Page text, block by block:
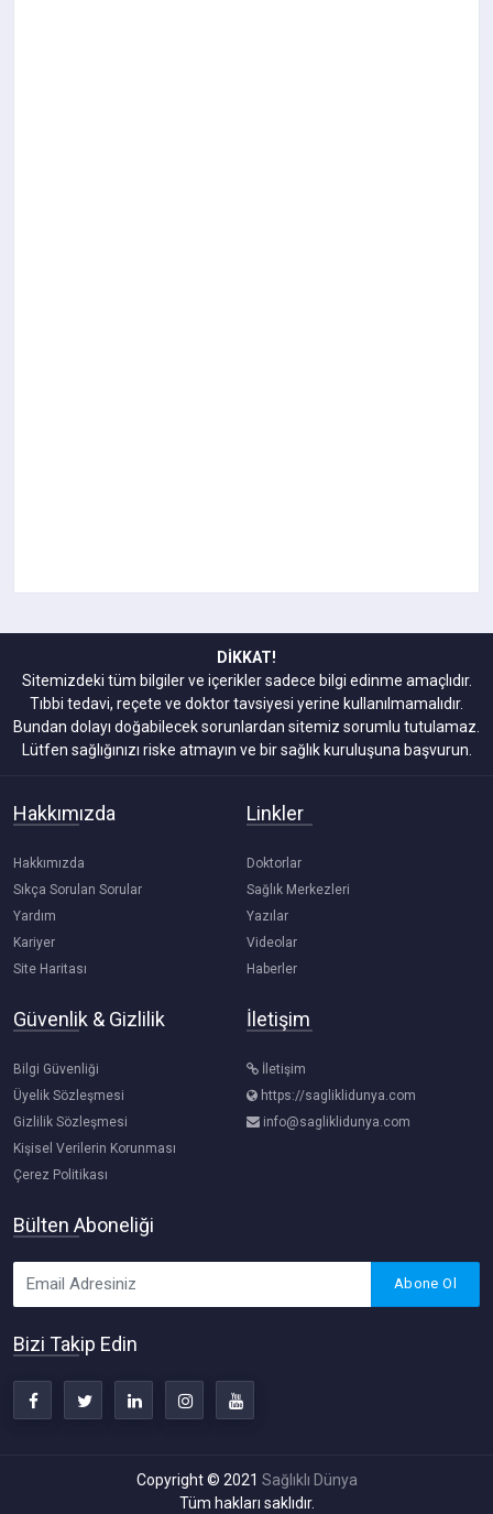
DİKKAT!
Sitemizdeki tüm bilgiler ve içerikler sadece bilgi edinme amaçlıdır.
Tıbbi tedavi, reçete ve doktor tavsiyesi yerine kullanılmamalıdır.
Bundan dolayı doğabilecek sorunlardan sitemiz sorumlu tutulamaz.
Lütfen sağlığınızı riske atmayın ve bir sağlık kuruluşuna başvurun.
Hakkımızda
Hakkımızda
Sıkça Sorulan Sorular
Yardım
Kariyer
Site Haritası
Linkler
Doktorlar
Sağlık Merkezleri
Yazılar
Videolar
Haberler
Güvenlik & Gizlilik
Bilgi Güvenliği
Üyelik Sözleşmesi
Gizlilik Sözleşmesi
Kişisel Verilerin Korunması
Çerez Politikası
İletişim
İletişim
https://sagliklidunya.com
info@sagliklidunya.com
Bülten Aboneliği
Abone Ol
Bizi Takip Edin
Copyright © 2021 Sağlıklı Dünya
Tüm hakları saklıdır.